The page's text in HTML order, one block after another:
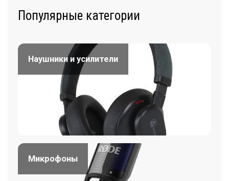
Популярные категории
Наушники и усилители
Микрофоны